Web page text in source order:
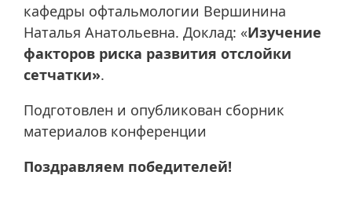
кафедры офтальмологии Вершинина
Наталья Анатольевна. Доклад: «Изучение
факторов риска развития отслойки
сетчатки».
Подготовлен и опубликован сборник
материалов конференции
Поздравляем победителей!